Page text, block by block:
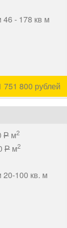
46 - 178 кв м
751 800 рублей
P м2
P м2
20-100 кв. м